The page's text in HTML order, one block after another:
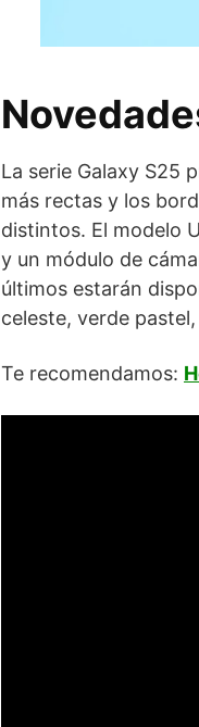
La serie Galaxy S25
más rectas y los
distintos. El modelo
y un módulo de
últimos estarán
celeste, verde
Te recomendamos: